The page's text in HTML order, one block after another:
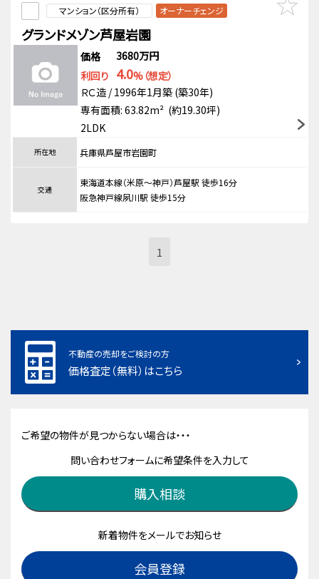
マンション（区分所有） オーナーチェンジ
グランドメゾン芦屋岩園
価格
3680万円
利回り 4.0%（想定）
ＲＣ造 / 1996年1月築 (築30年)
専有面積: 63.82m² (約19.30坪)
2LDK
所在地 兵庫県芦屋市岩園町
交通
東海道本線（米原～神戸）芦屋駅 徒歩16分
阪急神戸線夙川駅 徒歩15分
1
不動産の売却をご検討の方
価格査定（無料）はこちら
ご希望の物件が見つからない場合は・・・
問い合わせフォームに希望条件を入力して
購入相談
新着物件をメールでお知らせ
会員登録